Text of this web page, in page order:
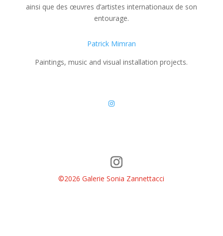
ainsi que des œuvres d’artistes internationaux de son
entourage.
Patrick Mimran
Paintings, music and visual installation projects.
©2026 Galerie Sonia Zannettacci